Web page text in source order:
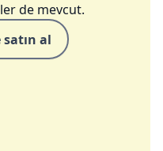
de mevcut.
satın al